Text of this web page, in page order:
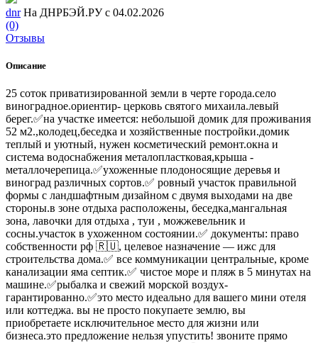
dnr На ДНРБЭЙ.РУ с 04.02.2026
(0)
Отзывы
Описание
25 соток приватизированной земли в черте города.село
виноградное.ориентир- церковь святого михаила.левый
берег.✅на участке имеется: небольшой домик для проживания
52 м2.,колодец,беседка и хозяйственные постройки.домик
теплый и уютный, нужен косметический ремонт.окна и
система водоснабжения металопластковая,крыша -
металлочерепица.✅ухоженные плодоносящие деревья и
виноград различных сортов.✅ ровный участок правильной
формы с ландшафтным дизайном с двумя выходами на две
стороны.в зоне отдыха расположены, беседка,мангальная
зона, лавочки для отдыха , туи , можжевельник и
сосны.участок в ухоженном состоянии.✅ документы: право
собственности рф 🇷🇺, целевое назначение — ижс для
строительства дома.✅ все коммуникации центральные, кроме
канализации яма септик.✅ чистое море и пляж в 5 минутах на
машине.✅рыбалка и свежий морской воздух-
гарантированно.✅это место идеально для вашего мини отеля
или коттеджа. вы не просто покупаете землю, вы
приобретаете исключительное место для жизни или
бизнеса.это предложение нельзя упустить! звоните прямо